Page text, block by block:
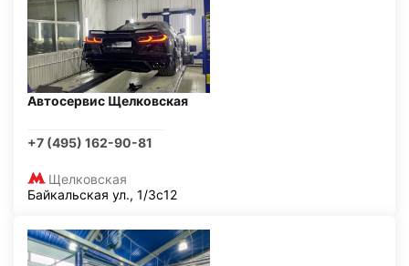
Автосервис Щелковская
+7 (495) 162-90-81
Щелковская
Байкальская ул., 1/3с12